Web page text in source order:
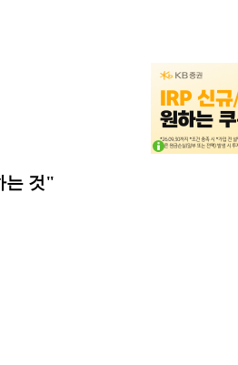
는 것"